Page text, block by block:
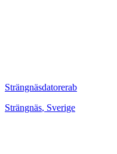
Strängnäsdatorerab
Strängnäs, Sverige